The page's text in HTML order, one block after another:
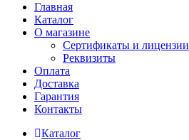
Главная
Каталог
О магазине
Сертификаты и лицензии
Реквизиты
Оплата
Доставка
Гарантия
Контакты
Каталог